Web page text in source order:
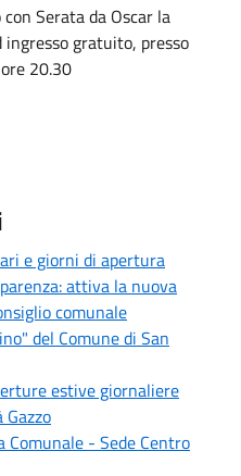
Serata da Oscar la
gratuito, presso
20.30
e giorni di apertura
attiva la nuova
comunale
del Comune di San
estive giornaliere
- Sede Centro